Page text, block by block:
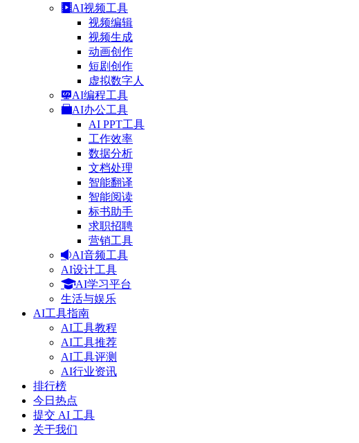
AI视频工具
视频编辑
视频生成
动画创作
短剧创作
虚拟数字人
AI编程工具
AI办公工具
AI PPT工具
工作效率
数据分析
文档处理
智能翻译
智能阅读
标书助手
求职招聘
营销工具
AI音频工具
AI设计工具
AI学习平台
生活与娱乐
AI工具指南
AI工具教程
AI工具推荐
AI工具评测
AI行业资讯
排行榜
今日热点
提交 AI 工具
关于我们